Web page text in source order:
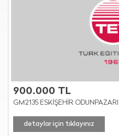
900.000 TL
GM2135 ESKİŞEHİR
detaylar için tıklayınız